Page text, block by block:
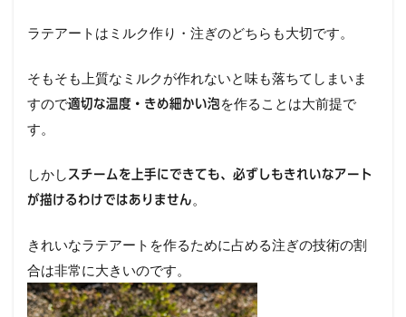
ラテアートはミルク作り・注ぎのどちらも大切です。
そもそも上質なミルクが作れないと味も落ちてしまいま
すので適切な温度・きめ細かい泡を作ることは大前提で
す。
しかしスチームを上手にできても、必ずしもきれいなアート
が描けるわけではありません。
きれいなラテアートを作るために占める注ぎの技術の割
合は非常に大きいのです。